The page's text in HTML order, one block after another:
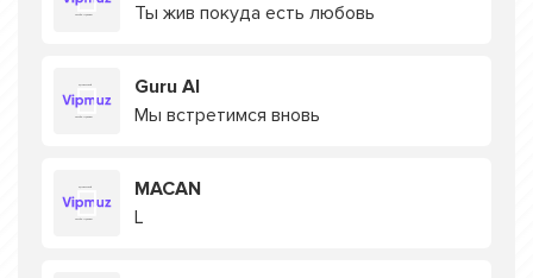
Ты жив покуда есть любовь
Guru AI
Мы встретимся вновь
MACAN
L